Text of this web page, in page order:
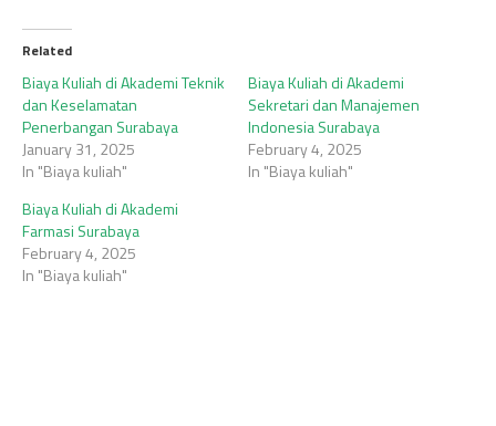
Related
Biaya Kuliah di Akademi Teknik
dan Keselamatan
Penerbangan Surabaya
January 31, 2025
In "Biaya kuliah"
Biaya Kuliah di Akademi
Sekretari dan Manajemen
Indonesia Surabaya
February 4, 2025
In "Biaya kuliah"
Biaya Kuliah di Akademi
Farmasi Surabaya
February 4, 2025
In "Biaya kuliah"